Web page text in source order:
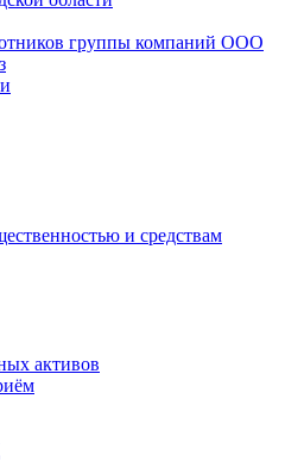
группы компаний ООО
и средствам
активов